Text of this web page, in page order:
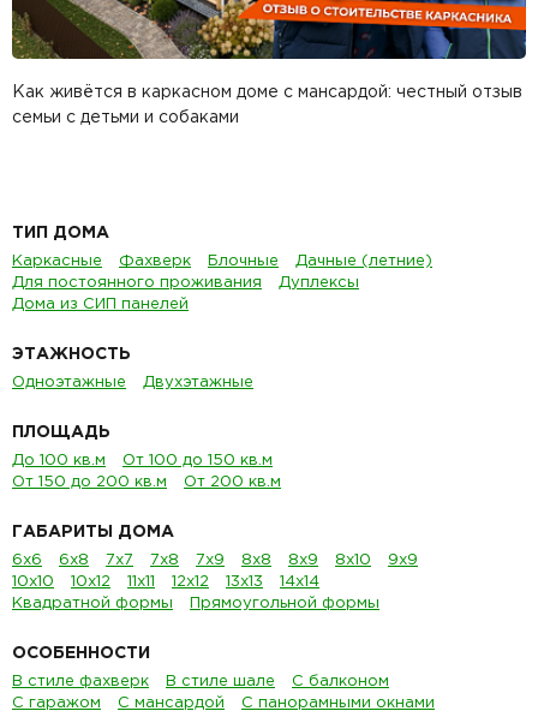
Как живётся в каркасном доме с мансардой: честный отзыв
семьи с детьми и собаками
ТИП ДОМА
Каркасные Фахверк Блочные
Дачные (летние)
Для постоянного проживания
Дуплексы
Дома из СИП панелей
ЭТАЖНОСТЬ
Одноэтажные Двухэтажные
ПЛОЩАДЬ
До 100 кв.м
От 100 до 150 кв.м
От 150 до 200 кв.м
От 200 кв.м
ГАБАРИТЫ ДОМА
6х6 6х8 7х7 7х8 7х9 8х8 8х9 8х10
9х9
10х10
10х12 11х11 12х12 13х13
14х14
Квадратной формы
Прямоугольной формы
ОСОБЕННОСТИ
В стиле фахверк В стиле шале
С балконом
С гаражом
С мансардой
С панорамными окнами